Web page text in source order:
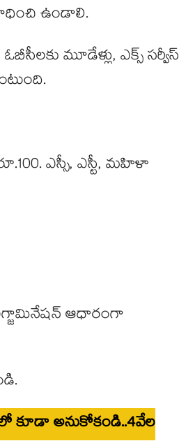
ఉండాలి.
ఓబీసీలకు మూడేళ్లు, ఎక్స్ సర్వీస్​
ఎస్సీ, ఎస్టీ, మహిళా
ఆధారంగా
కూడా అనుకోకండి..4వేల